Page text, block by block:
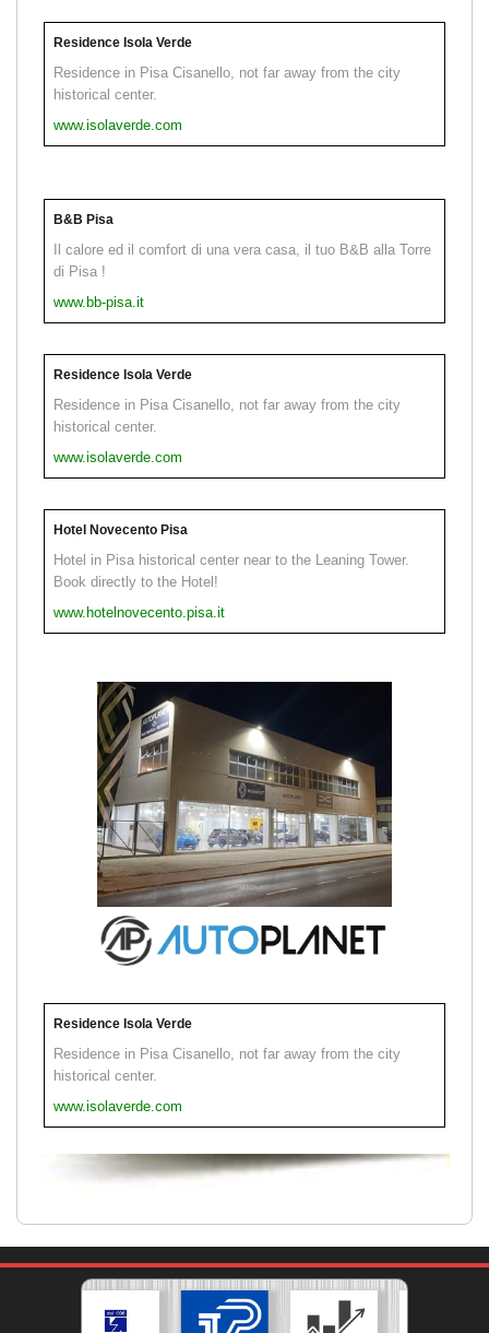
Residence Isola Verde
Residence in Pisa Cisanello, not far away from the city
historical center.
www.isolaverde.com
B&B Pisa
Il calore ed il comfort di una vera casa, il tuo B&B alla Torre
di Pisa !
www.bb-pisa.it
Residence Isola Verde
Residence in Pisa Cisanello, not far away from the city
historical center.
www.isolaverde.com
Hotel Novecento Pisa
Hotel in Pisa historical center near to the Leaning Tower.
Book directly to the Hotel!
www.hotelnovecento.pisa.it
Residence Isola Verde
Residence in Pisa Cisanello, not far away from the city
historical center.
www.isolaverde.com